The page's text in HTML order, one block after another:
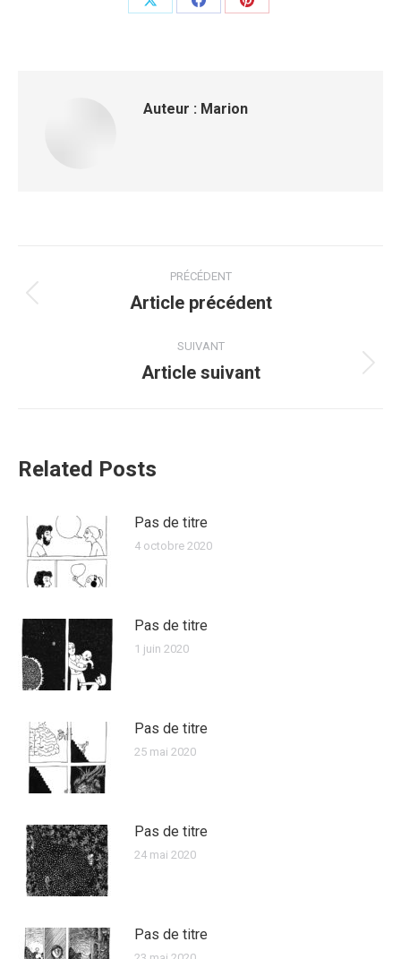
Auteur : Marion
PRÉCÉDENT
Article précédent
SUIVANT
Article suivant
Related Posts
Pas de titre
4 octobre 2020
Pas de titre
1 juin 2020
Pas de titre
25 mai 2020
Pas de titre
24 mai 2020
Pas de titre